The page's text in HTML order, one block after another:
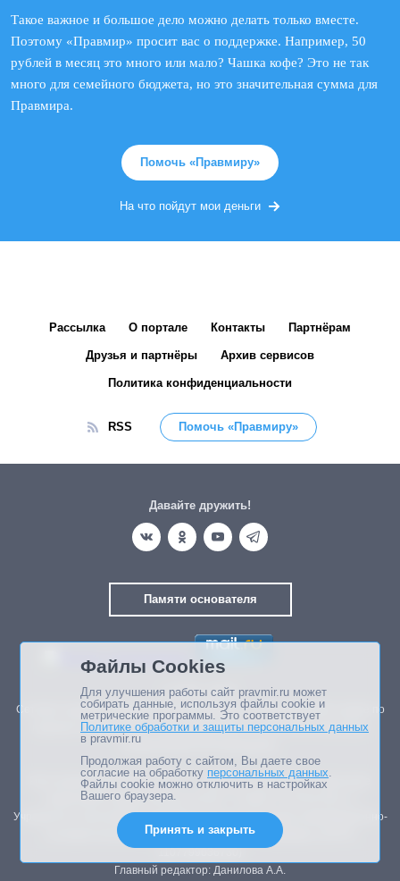
Такое важное и большое дело можно делать только вместе.
Поэтому «Правмир» просит вас о поддержке. Например, 50
рублей в месяц это много или мало? Чашка кофе? Это не так
много для семейного бюджета, но это значительная сумма для
Правмира.
Помочь «Правмиру»
На что пойдут мои деньги
Рассылка О портале Контакты Партнёрам
Друзья и партнёры Архив сервисов
Политика конфиденциальности
RSS Помочь «Правмиру»
Давайте дружить!
Памяти основателя
© 2003—2026.
Сетевое издание Правмир зарегистрировано в Федеральной службе по
надзору в сфере связи, информационных технологий и массовых
коммуникаций (Роскомнадзор).
Реестровая запись ЭЛ № ФС 77 – 85438 от 13.06.2023 г. (внесение
изменений в свидетельство ЭЛ ФС 77-44847 от 03.05.2011 г.)
Учредитель: Автономная некоммерческая организация информационно-
познавательный центр «Правмир» (АНО «Правмир») (ОГРН
Главный редактор: Данилова А.А.
Файлы Cookies
Для улучшения работы сайт pravmir.ru может
собирать данные, используя файлы cookie и
метрические программы. Это соответствует
Политике обработки и защиты персональных данных
в pravmir.ru
Продолжая работу с сайтом, Вы даете свое
согласие на обработку персональных данных.
Файлы cookie можно отключить в настройках
Вашего браузера.
Принять и закрыть